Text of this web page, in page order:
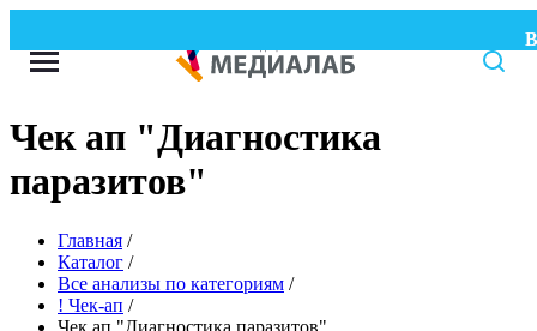
Чек ап "Диагностика
паразитов"
Главная /
Каталог /
Все анализы по категориям /
! Чек-ап /
Чек ап "Диагностика паразитов"